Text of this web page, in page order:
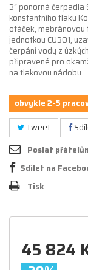
3“ ponorná čerpadla
konstantního tlaku
otáček, mebránovou
jednotkou CU301,
čerpání vody z
připravené pro
na tlakovou nádobu.
obvykle 2-5
Tweet
Poslat
Sdílet na
Tisk
45 824